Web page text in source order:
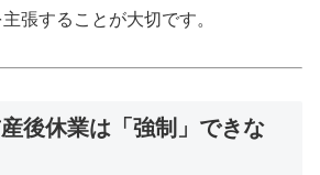
張することが大切です。
後休業は「強制」できな